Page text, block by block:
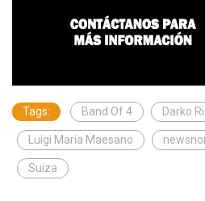
Tags: Band Of 4 Darko
Luigi Maria Maesano
Suiza